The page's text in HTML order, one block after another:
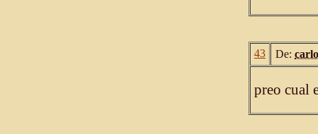
43 De:
preo cual